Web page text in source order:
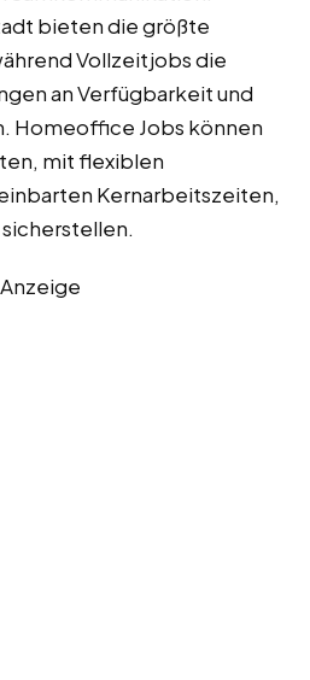
bieten die größte
Vollzeitjobs die
an Verfügbarkeit und
Homeoffice Jobs können
mit flexiblen
Kernarbeitszeiten,
Anzeige